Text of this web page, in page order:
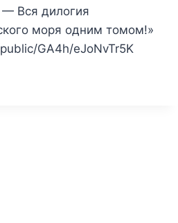
— Вся дилогия
моря одним томом!»
GA4h/eJoNvTr5K